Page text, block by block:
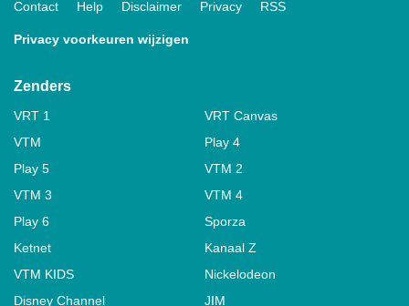
Contact Help Disclaimer Privacy RSS
Privacy voorkeuren wijzigen
Zenders
VRT 1
VRT Canvas
VTM
Play 4
Play 5
VTM 2
VTM 3
VTM 4
Play 6
Sporza
Ketnet
Kanaal Z
VTM KIDS
Nickelodeon
Disney Channel
JIM